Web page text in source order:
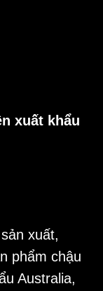
xuất khẩu
xuất,
phẩm chậu
Australia,